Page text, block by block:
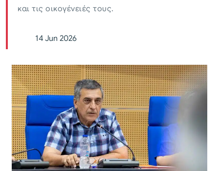
και τις οικογένειές τους.
14 Jun 2026